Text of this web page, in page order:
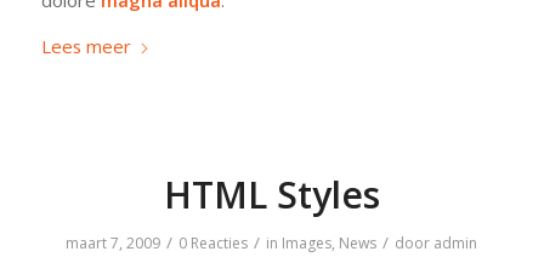
Lees meer
HTML Styles
maart 7, 2009 / 0 Reacties / in Images, News / door admin